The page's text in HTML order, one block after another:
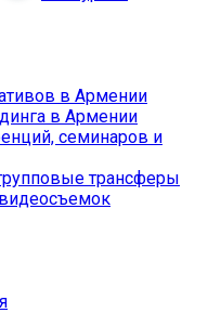
в Армении
в Армении
семинаров и
трансферы